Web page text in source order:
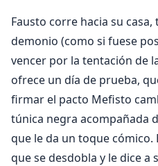
Fausto corre hacia su
demonio (como si fuese
vencer por la tentación de
ofrece un día de prueba,
firmar el pacto Mefisto
túnica negra acompañada
que le da un toque cómico.
que se desdobla y le dice a